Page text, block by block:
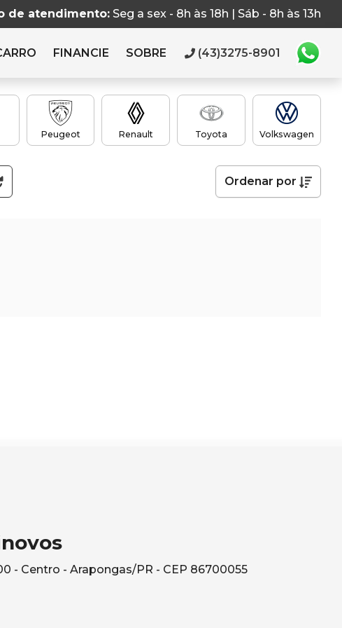
de atendimento: Seg a sex - 8h às 18h | Sáb - 8h às 13h
FINANCIE SOBRE (43)3275-8901
Peugeot Renault Toyota Volkswagen
Ordenar por
- Centro - Arapongas/PR - CEP 86700055